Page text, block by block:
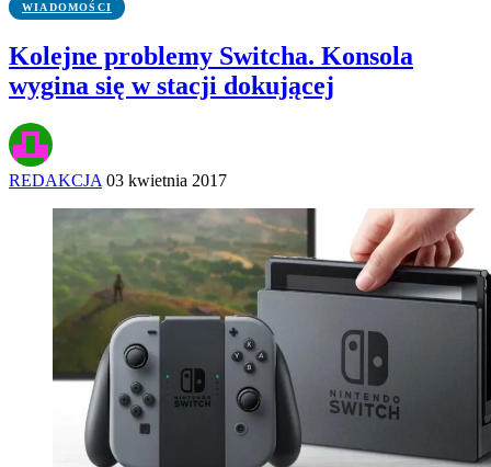
WIADOMOŚCI
Kolejne problemy Switcha. Konsola
wygina się w stacji dokującej
REDAKCJA 03 kwietnia 2017